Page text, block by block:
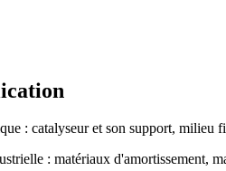
: catalyseur et son support, milieu
: matériaux d'amortissement,